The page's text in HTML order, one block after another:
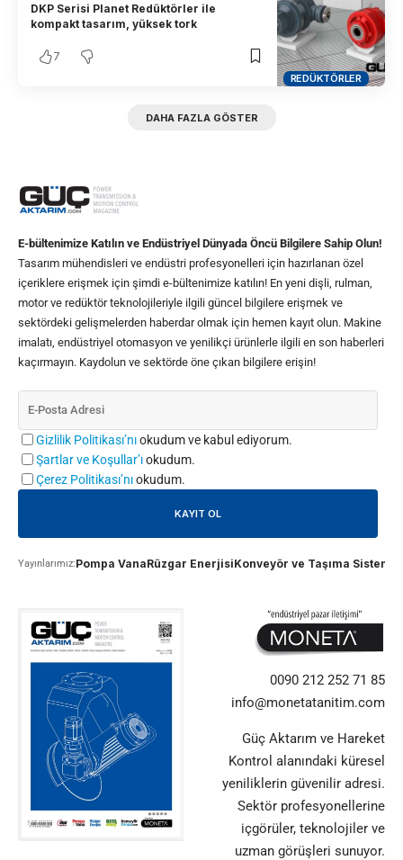
REDÜKTÖRLER
DKP Serisi Planet Redüktörler ile
kompakt tasarım, yüksek tork
7
DAHA FAZLA GÖSTER
E-bültenimize Katılın ve Endüstriyel Dünyada Öncü Bilgilere Sahip Olun!
Tasarım mühendisleri ve endüstri profesyonelleri için hazırlanan özel
içeriklere erişmek için şimdi e-bültenimize katılın! En yeni dişli, rulman,
motor ve redüktör teknolojileriyle ilgili güncel bilgilere erişmek ve
sektördeki gelişmelerden haberdar olmak için hemen kayıt olun. Makine
imalatı, endüstriyel otomasyon ve yenilikçi ürünlerle ilgili en son haberleri
kaçırmayın. Kaydolun ve sektörde öne çıkan bilgilere erişin!
Gizlilik Politikası’nıokudum ve kabul ediyorum.
Şartlar ve Koşullar’ıokudum.
Çerez Politikası’nıokudum.
Yayınlarımız:Pompa VanaRüzgar EnerjisiKonveyör ve Taşıma
0090 212 252 71 85
info@monetatanitim.com
Güç Aktarım ve Hareket
Kontrol alanındaki küresel
yeniliklerin güvenilir adresi.
Sektör profesyonellerine
içgörüler, teknolojiler ve
uzman görüşleri sunuyor.